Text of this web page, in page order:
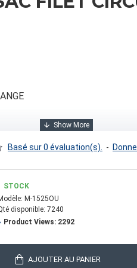
Basé sur 0 évaluation(s). -
STOCK
M-1525OU
disponible: 7240
Product Views: 2292
AJOUTER AU PANIER